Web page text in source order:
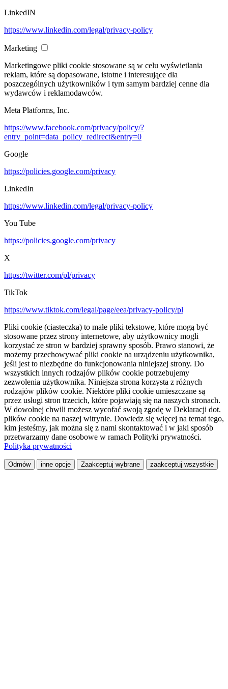
LinkedIN
https://www.linkedin.com/legal/privacy-policy
Marketing
Marketingowe pliki cookie stosowane są w celu wyświetlania
reklam, które są dopasowane, istotne i interesujące dla
poszczególnych użytkowników i tym samym bardziej cenne dla
wydawców i reklamodawców.
Meta Platforms, Inc.
https://www.facebook.com/privacy/policy/?
entry_point=data_policy_redirect&entry=0
Google
https://policies.google.com/privacy
LinkedIn
https://www.linkedin.com/legal/privacy-policy
You Tube
https://policies.google.com/privacy
X
https://twitter.com/pl/privacy
TikTok
https://www.tiktok.com/legal/page/eea/privacy-policy/pl
Pliki cookie (ciasteczka) to małe pliki tekstowe, które mogą być
stosowane przez strony internetowe, aby użytkownicy mogli
korzystać ze stron w bardziej sprawny sposób. Prawo stanowi, że
możemy przechowywać pliki cookie na urządzeniu użytkownika,
jeśli jest to niezbędne do funkcjonowania niniejszej strony. Do
wszystkich innych rodzajów plików cookie potrzebujemy
zezwolenia użytkownika. Niniejsza strona korzysta z różnych
rodzajów plików cookie. Niektóre pliki cookie umieszczane są
przez usługi stron trzecich, które pojawiają się na naszych stronach.
W dowolnej chwili możesz wycofać swoją zgodę w Deklaracji dot.
plików cookie na naszej witrynie. Dowiedz się więcej na temat tego,
kim jesteśmy, jak można się z nami skontaktować i w jaki sposób
przetwarzamy dane osobowe w ramach Polityki prywatności.
Polityka prywatności
Odmów inne opcje Zaakceptuj wybrane zaakceptuj wszystkie